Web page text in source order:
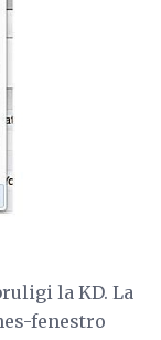
la KD. La
fenestro